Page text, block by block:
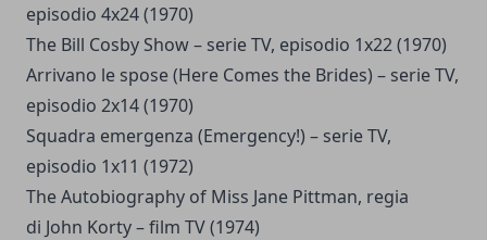
episodio 4x24 (1970)
The Bill Cosby Show – serie TV, episodio 1x22 (1970)
Arrivano le spose (Here Comes the Brides) – serie TV,
episodio 2x14 (1970)
Squadra emergenza (Emergency!) – serie TV,
episodio 1x11 (1972)
The Autobiography of Miss Jane Pittman, regia
di John Korty – film TV (1974)